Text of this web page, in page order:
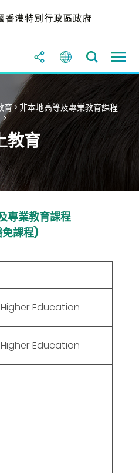
育>非本地高等及專業教育課程
>
教育
專業教育課程
課程)
Education
Education